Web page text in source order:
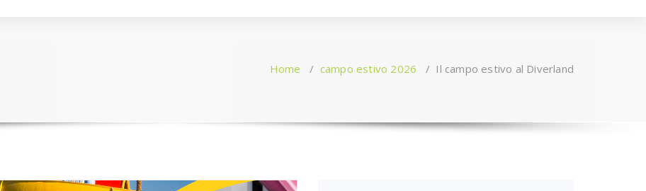
Home / campo estivo 2026 / Il campo estivo al Diverland